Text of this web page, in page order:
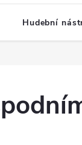
Hudební